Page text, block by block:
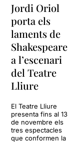
Jordi Oriol
porta els
laments de
Shakespeare
a l’escenari
del Teatre
Lliure
El Teatre Lliure
presenta fins al 13
de novembre els
tres espectacles
que conformen la